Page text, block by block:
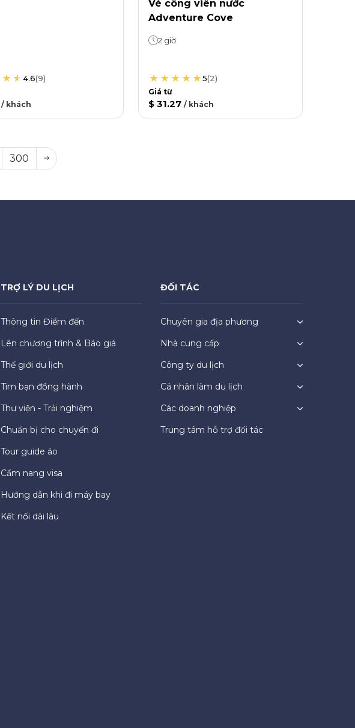
4.6(9)
/ khách
Vé công viên nước
Adventure Cove
2 giờ
5(2)
Giá từ
$ 31.27 / khách
300
TRỢ LÝ DU LỊCH
Thông tin Điểm đến
Lên chương trình & Báo giá
Thế giới du lịch
Tìm bạn đồng hành
Thư viện - Trải nghiệm
Chuẩn bị cho chuyến đi
Tour guide ảo
Cẩm nang visa
Hướng dẫn khi đi máy bay
Kết nối dài lâu
ĐỐI TÁC
Chuyên gia địa phương
Nhà cung cấp
Công ty du lịch
Cá nhân làm du lịch
Các doanh nghiệp
Trung tâm hỗ trợ đối tác